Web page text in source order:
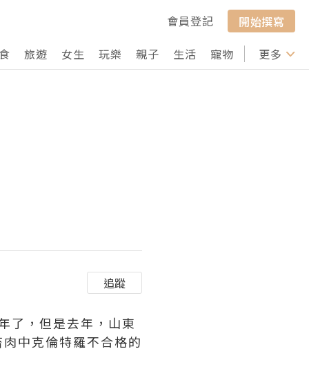
會員登記
開始撰寫
旅遊 女生 玩樂 親子 生活 寵物 行山 打卡
更多
追蹤
了，但是去年，山東
中克倫特羅不合格的